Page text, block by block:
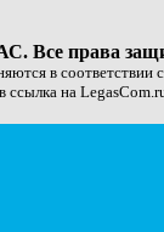
Все права
в соответствии
на